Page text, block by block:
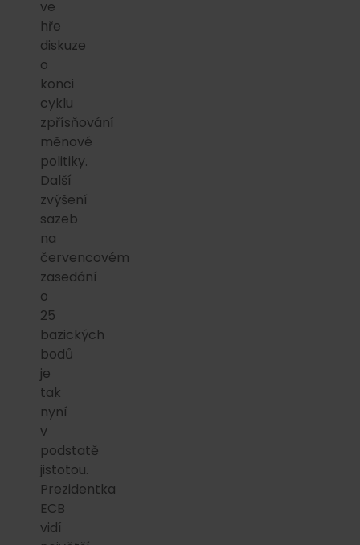
ve
hře
diskuze
o
konci
cyklu
zpřísňování
měnové
politiky.
Další
zvýšení
sazeb
na
červencovém
zasedání
o
25
bazických
bodů
je
tak
nyní
v
podstatě
jistotou.
Prezidentka
ECB
vidí